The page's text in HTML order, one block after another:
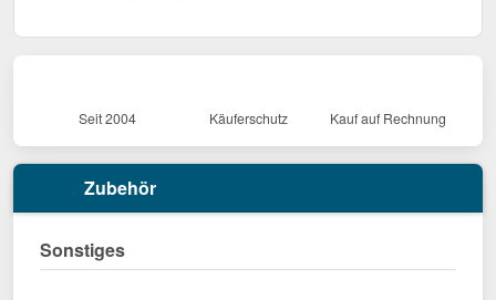
Seit 2004 Käuferschutz Kauf auf Rechnung
Zubehör
Sonstiges